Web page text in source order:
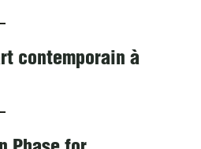
contemporain à